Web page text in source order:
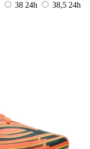
38 24h 38,5 24h